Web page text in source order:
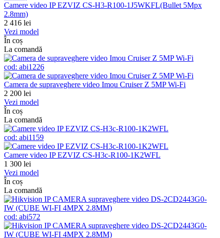
Camere video IP EZVIZ CS-H3-R100-1J5WKFL(Bullet 5Mpx
2.8mm)
2 416 lei
Vezi model
În coș
La comandă
cod: abi1226
Camera de supraveghere video Imou Cruiser Z 5MP Wi-Fi
2 200 lei
Vezi model
În coș
La comandă
cod: abi1159
Camere video IP EZVIZ CS-H3c-R100-1K2WFL
1 300 lei
Vezi model
În coș
La comandă
cod: abi572